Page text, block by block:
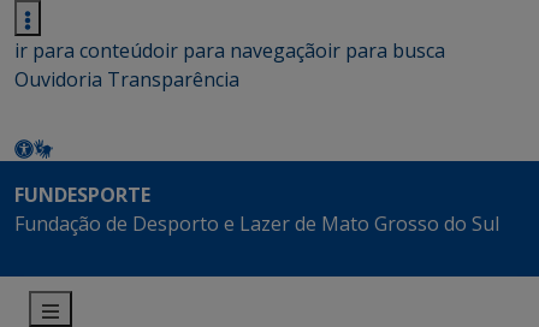
ir para conteúdoir para navegaçãoir para busca
Ouvidoria Transparência
FUNDESPORTE
Fundação de Desporto e Lazer de Mato Grosso do Sul